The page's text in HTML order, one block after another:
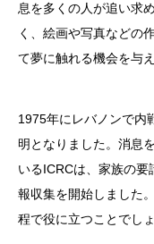
息を多くの人が追い求
く、絵画や写真などの
て夢に触れる機会を与
1975年にレバノンで内
明となりました。消息
いるICRCは、家族の
報収集を開始しました
程で役に立つことでしょ